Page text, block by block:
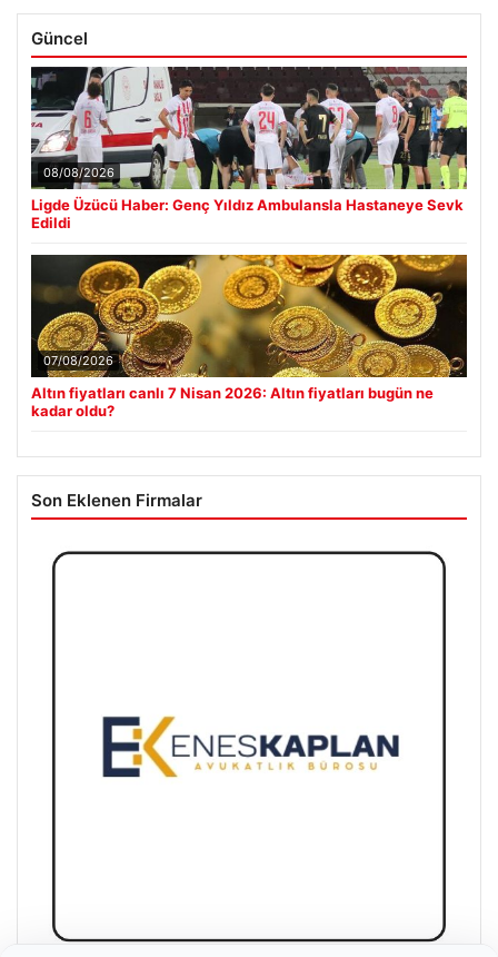
Güncel
08/08/2026
Ligde Üzücü Haber: Genç Yıldız Ambulansla Hastaneye Sevk
Edildi
07/08/2026
Altın fiyatları canlı 7 Nisan 2026: Altın fiyatları bugün ne
kadar oldu?
Son Eklenen Firmalar